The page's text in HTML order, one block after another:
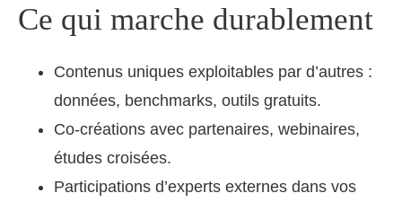
Ce qui marche durablement
Contenus uniques exploitables par d’autres :
données, benchmarks, outils gratuits.
Co‑créations avec partenaires, webinaires,
études croisées.
Participations d’experts externes dans vos